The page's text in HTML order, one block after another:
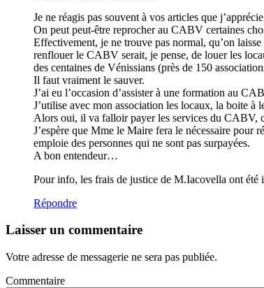
Je ne réagis pas souvent à vos articles que
On peut peut-être reprocher au CABV certaines
Effectivement, je ne trouve pas normal, qu’on
renflouer le CABV serait, je pense, de louer les
des centaines de Vénissians (près de 150
Il faut vraiment le sauver.
J’ai eu l’occasion d’assister à une formation au
J’utilise avec mon association les locaux, la boite à
Alors oui, il va falloir payer les services du CABV,
J’espère que Mme le Maire fera le nécessaire pour
emploie des personnes qui ne sont pas surpayées.
A bon entendeur…
Pour info, les frais de justice de M.Iacovella ont été
Répondre
Laisser un commentaire
Votre adresse de messagerie ne sera pas publiée.
Commentaire